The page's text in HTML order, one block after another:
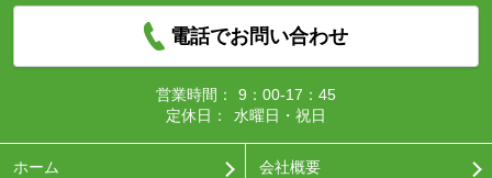
電話でお問い合わせ
営業時間：
9：00-17：45
定休日：
水曜日・祝日
ホーム 会社概要